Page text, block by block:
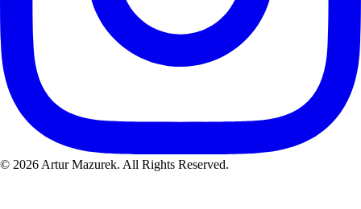
© 2026 Artur Mazurek. All Rights Reserved.